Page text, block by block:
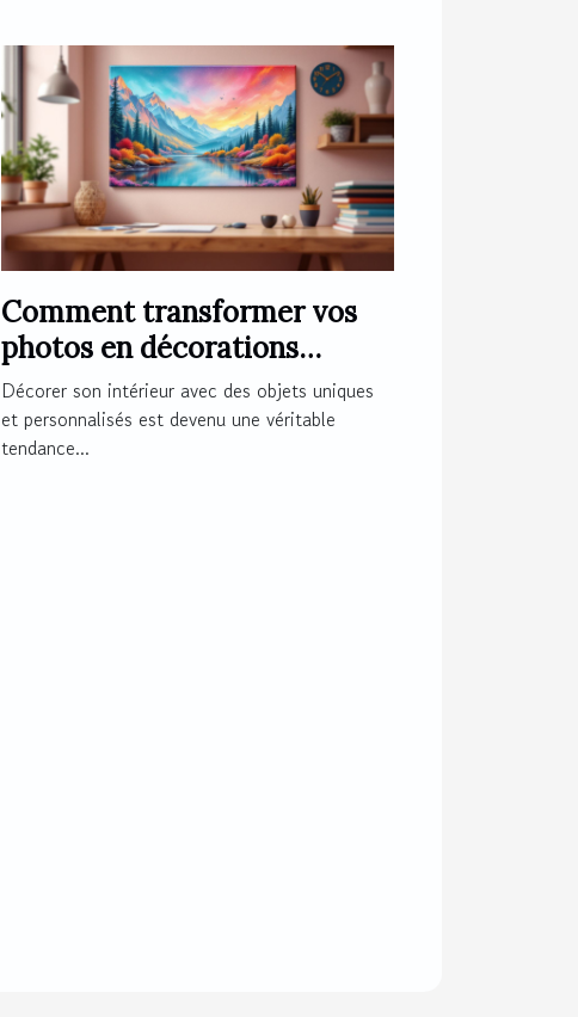
Comment transformer vos
photos en décorations
magnétiques originales ?
Décorer son intérieur avec des objets uniques
et personnalisés est devenu une véritable
tendance...